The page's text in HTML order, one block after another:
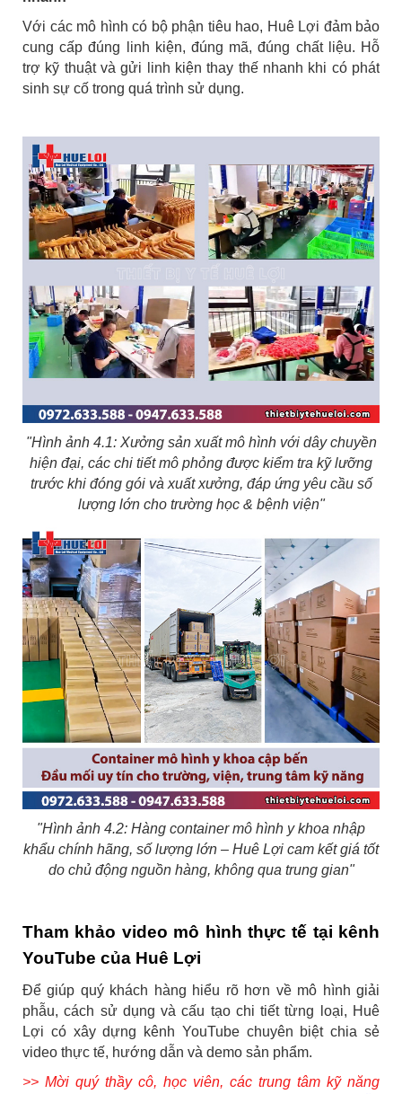
Với các mô hình có bộ phận tiêu hao, Huê Lợi đảm bảo
cung cấp đúng linh kiện, đúng mã, đúng chất liệu. Hỗ
trợ kỹ thuật và gửi linh kiện thay thế nhanh khi có phát
sinh sự cố trong quá trình sử dụng.
"Hình ảnh 4.1: Xưởng sản xuất mô hình với dây chuyền
hiện đại, các chi tiết mô phỏng được kiểm tra kỹ lưỡng
trước khi đóng gói và xuất xưởng, đáp ứng yêu cầu số
lượng lớn cho trường học & bệnh viện"
"Hình ảnh 4.2: Hàng container mô hình y khoa nhập
khẩu chính hãng, số lượng lớn – Huê Lợi cam kết giá tốt
do chủ động nguồn hàng, không qua trung gian"
Tham khảo video mô hình thực tế tại kênh
YouTube của Huê Lợi
Để giúp quý khách hàng hiểu rõ hơn về mô hình giải
phẫu, cách sử dụng và cấu tạo chi tiết từng loại, Huê
Lợi có xây dựng kênh YouTube chuyên biệt chia sẻ
video thực tế, hướng dẫn và demo sản phẩm.
>> Mời quý thầy cô, học viên, các trung tâm kỹ năng